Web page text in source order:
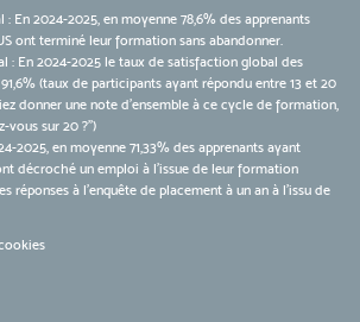
: En 2024-2025, en moyenne 78,6% des apprenants
ont terminé leur formation sans abandonner.
: En 2024-2025 le taux de satisfaction global des
(taux de participants ayant répondu entre 13 et 20
donner une note d’ensemble à ce cycle de formation,
vous sur 20 ?")
2025, en moyenne 71,33% des apprenants ayant
décroché un emploi à l'issue de leur formation
réponses à l'enquête de placement à un an à l'issu de